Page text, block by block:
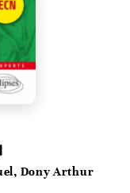
Dony Arthur